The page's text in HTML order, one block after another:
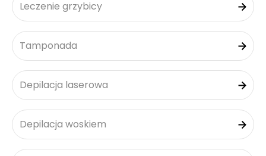
Leczenie grzybicy
Tamponada
Depilacja laserowa
Depilacja woskiem